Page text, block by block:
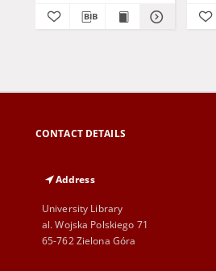
CONTACT DETAILS
Address
University Library
al. Wojska Polskiego 71
65-762 Zielona Góra